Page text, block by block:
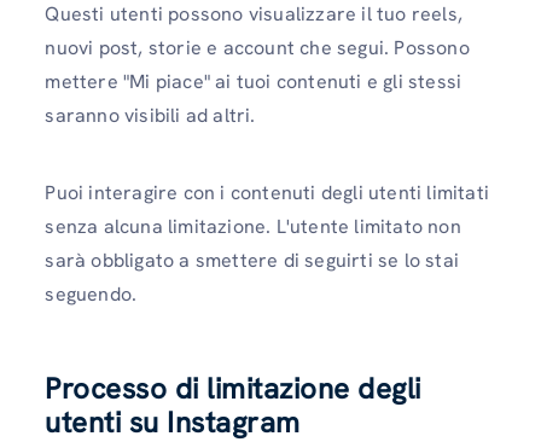
Questi utenti possono visualizzare il tuo reels,
nuovi post, storie e account che segui. Possono
mettere "Mi piace" ai tuoi contenuti e gli stessi
saranno visibili ad altri.
Puoi interagire con i contenuti degli utenti limitati
senza alcuna limitazione. L'utente limitato non
sarà obbligato a smettere di seguirti se lo stai
seguendo.
Processo di limitazione degli
utenti su Instagram